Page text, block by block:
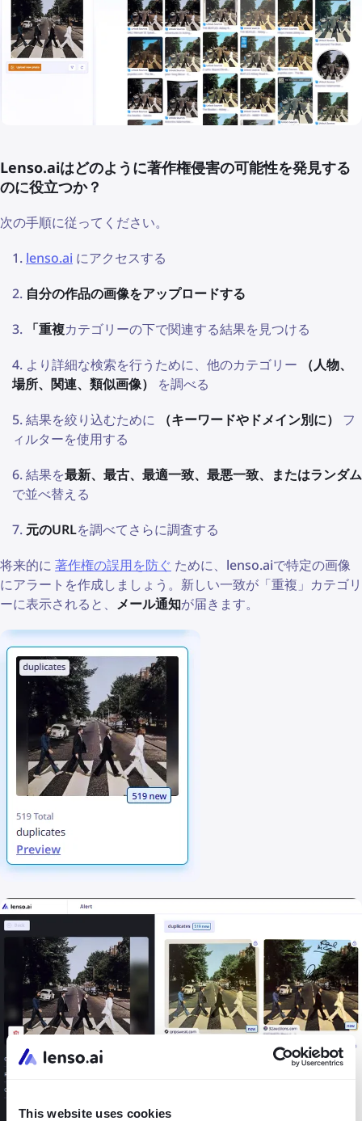
This website uses cookies
Lenso.aiはどのように著作権侵害の可能性を発見する
のに役立つか？
次の手順に従ってください。
lenso.ai にアクセスする
自分の作品の画像をアップロードする
「重複カテゴリーの下で関連する結果を見つける
より詳細な検索を行うために、他のカテゴリー
（人物、
場所、関連、類似画像）
を調べる
結果を絞り込むために
（キーワードやドメイン別に）
フ
ィルターを使用する
結果を最新、最古、最適一致、最悪一致、またはランダム
で並べ替える
元のURLを調べてさらに調査する
将来的に 著作権の誤用を防ぐ ために、lenso.aiで特定の画像
にアラートを作成しましょう。新しい一致が「重複」カテゴリ
ーに表示されると、 メール通知が届きます。